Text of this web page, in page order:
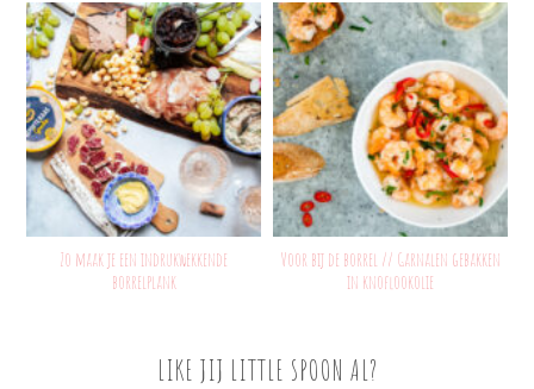
Zo maak je een indrukwekkende
borrelplank
Voor bij de borrel // Garnalen gebakken
in knoflookolie
LIKE JIJ LITTLE SPOON AL?